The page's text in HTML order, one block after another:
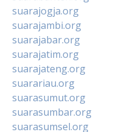
suarajogja.org
suarajambi.org
suarajabar.org
suarajatim.org
suarajateng.org
suarariau.org
suarasumut.org
suarasumbar.org
suarasumsel.org